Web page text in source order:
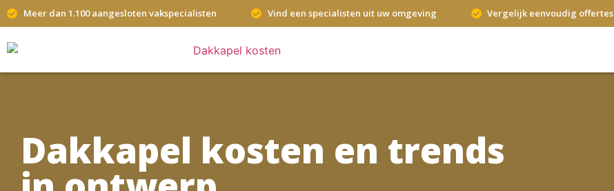
Meer dan 1.100 aangesloten vakspecialisten Vind een specialisten uit uw omgeving Vergelijk eenvoudig offertes
Dakkapel kosten en trends